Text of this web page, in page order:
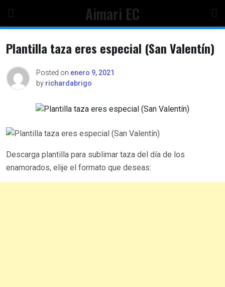
content
Aimari EC
Plantilla taza eres especial (San Valentín)
Posted on enero 9, 2021
by richardabrigo
Descarga plantilla para sublimar taza del día de los
enamorados, elije el formato que deseas: